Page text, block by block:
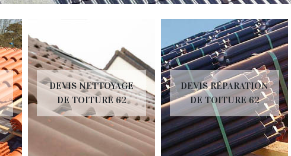
DEVIS NETTOYAGE
DE TOITURE 62
DEVIS RÉPARATION
DE TOITURE 62